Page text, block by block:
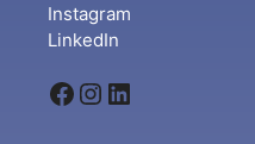
Instagram
LinkedIn
Facebook
Instagram
LinkedIn